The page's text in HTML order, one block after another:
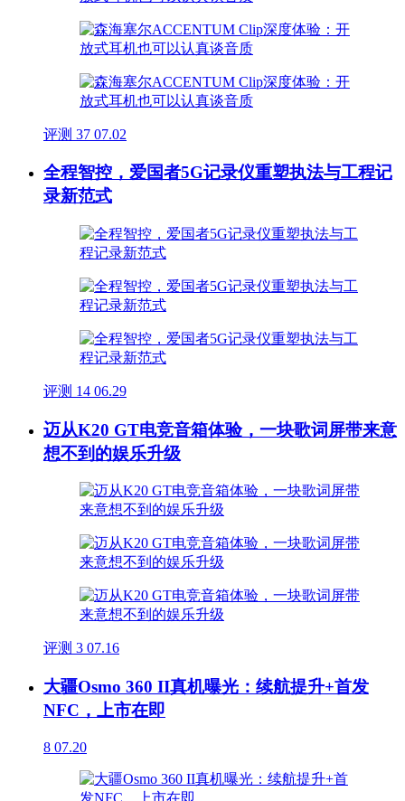
评测 37 07.02
全程智控，爱国者5G记录仪重塑执法与工程记
录新范式
评测 14 06.29
迈从K20 GT电竞音箱体验，一块歌词屏带来意
想不到的娱乐升级
评测 3 07.16
大疆Osmo 360 II真机曝光：续航提升+首发
NFC，上市在即
8 07.20